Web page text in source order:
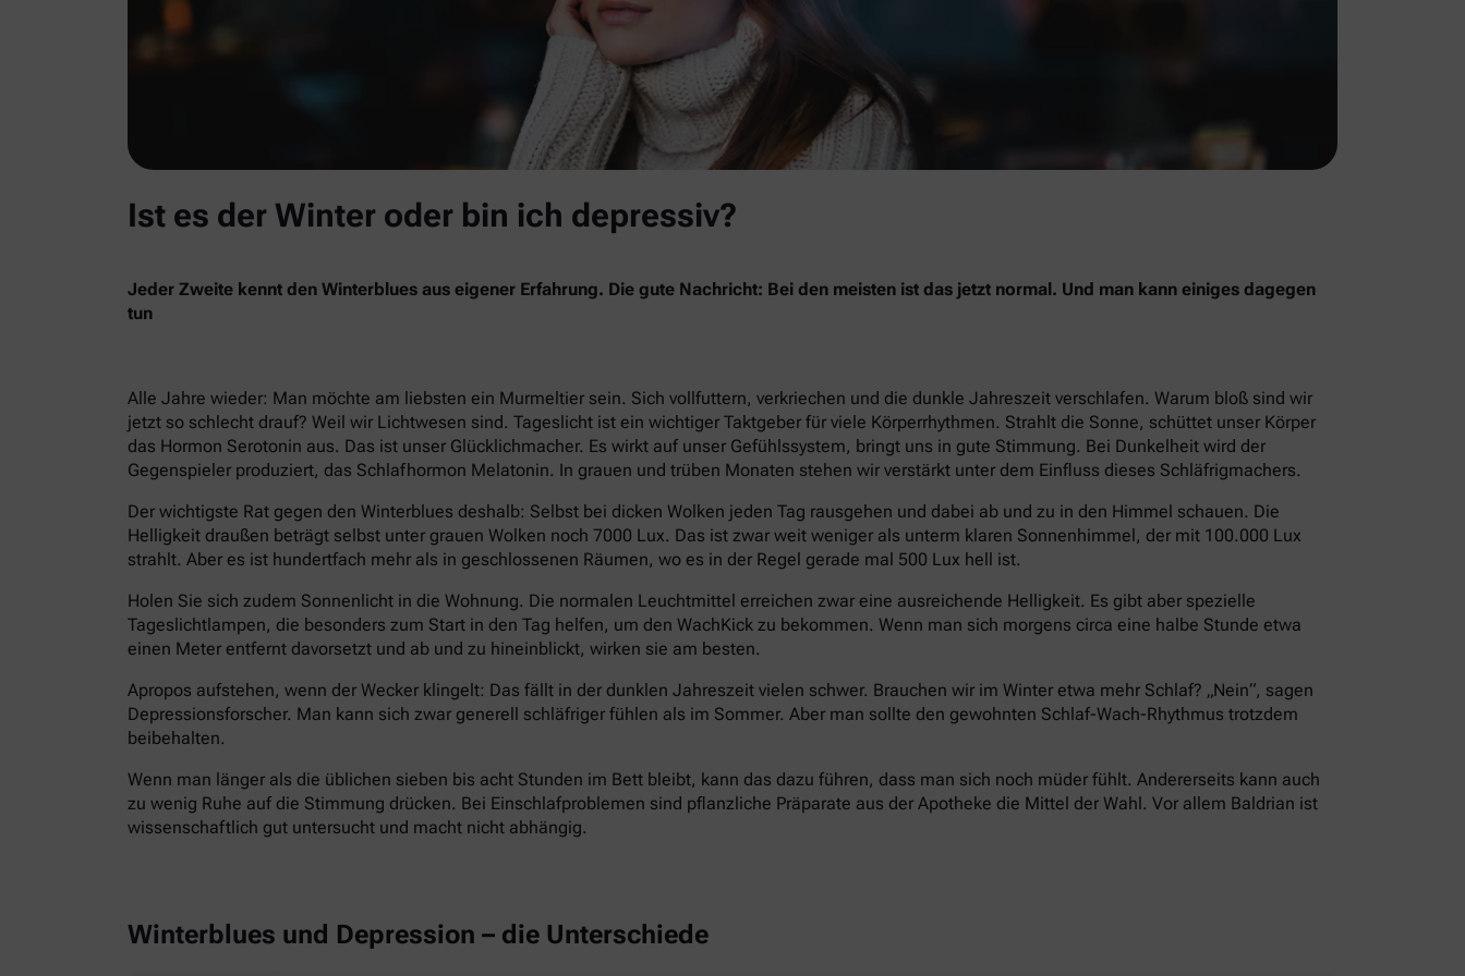
Ist es der Winter oder bin ich depressiv?
Jeder Zweite kennt den Winterblues aus eigener Erfahrung. Die gute Nachricht: Bei den meisten ist das jetzt normal. Und man kann einiges dagegen
tun
Alle Jahre wieder: Man möchte am liebsten ein Murmeltier sein. Sich vollfuttern, verkriechen und die dunkle Jahreszeit verschlafen. Warum bloß sind wir
jetzt so schlecht drauf? Weil wir Lichtwesen sind. Tageslicht ist ein wichtiger Taktgeber für viele Körperrhythmen. Strahlt die Sonne, schüttet unser Körper
das Hormon Serotonin aus. Das ist unser Glücklichmacher. Es wirkt auf unser Gefühlssystem, bringt uns in gute Stimmung. Bei Dunkelheit wird der
Gegenspieler produziert, das Schlafhormon Melatonin. In grauen und trüben Monaten stehen wir verstärkt unter dem Einfluss dieses Schläfrigmachers.
Der wichtigste Rat gegen den Winterblues deshalb: Selbst bei dicken Wolken jeden Tag rausgehen und dabei ab und zu in den Himmel schauen. Die
Helligkeit draußen beträgt selbst unter grauen Wolken noch 7000 Lux. Das ist zwar weit weniger als unterm klaren Sonnenhimmel, der mit 100.000 Lux
strahlt. Aber es ist hundertfach mehr als in geschlossenen Räumen, wo es in der Regel gerade mal 500 Lux hell ist.
Holen Sie sich zudem Sonnenlicht in die Wohnung. Die normalen Leuchtmittel erreichen zwar eine ausreichende Helligkeit. Es gibt aber spezielle
Tageslichtlampen, die besonders zum Start in den Tag helfen, um den WachKick zu bekommen. Wenn man sich morgens circa eine halbe Stunde etwa
einen Meter entfernt davorsetzt und ab und zu hineinblickt, wirken sie am besten.
Apropos aufstehen, wenn der Wecker klingelt: Das fällt in der dunklen Jahreszeit vielen schwer. Brauchen wir im Winter etwa mehr Schlaf? „Nein“, sagen
Depressionsforscher. Man kann sich zwar generell schläfriger fühlen als im Sommer. Aber man sollte den gewohnten Schlaf-Wach-Rhythmus trotzdem
beibehalten.
Wenn man länger als die üblichen sieben bis acht Stunden im Bett bleibt, kann das dazu führen, dass man sich noch müder fühlt. Andererseits kann auch
zu wenig Ruhe auf die Stimmung drücken. Bei Einschlafproblemen sind pflanzliche Präparate aus der Apotheke die Mittel der Wahl. Vor allem Baldrian ist
wissenschaftlich gut untersucht und macht nicht abhängig.
Winterblues und Depression – die Unterschiede